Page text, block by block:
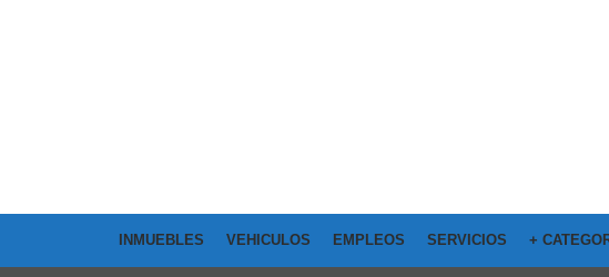
INMUEBLES VEHICULOS EMPLEOS SERVICIOS +